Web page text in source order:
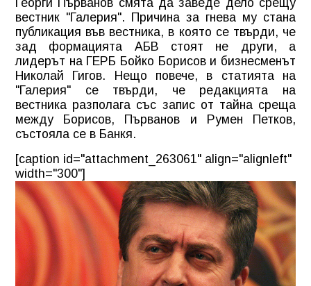
вестник "Галерия". Причина за гнева му стана
публикация във вестника, в която се твърди, че
зад формацията АБВ стоят не други, а
лидерът на ГЕРБ Бойко Борисов и бизнесменът
Николай Гигов. Нещо повече, в статията на
"Галерия" се твърди, че редакцията на
вестника разполага със запис от тайна среща
между Борисов, Първанов и Румен Петков,
състояла се в Банкя.
[caption id="attachment_263061" align="alignleft"
width="300"]